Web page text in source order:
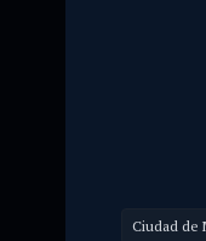
Ciudad de